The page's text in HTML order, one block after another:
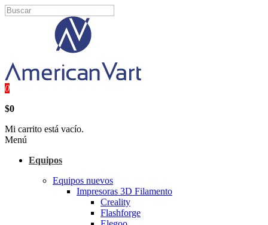
0
$0
Mi carrito está vacío.
Menú
Equipos
Equipos nuevos
Impresoras 3D Filamento
Creality
Flashforge